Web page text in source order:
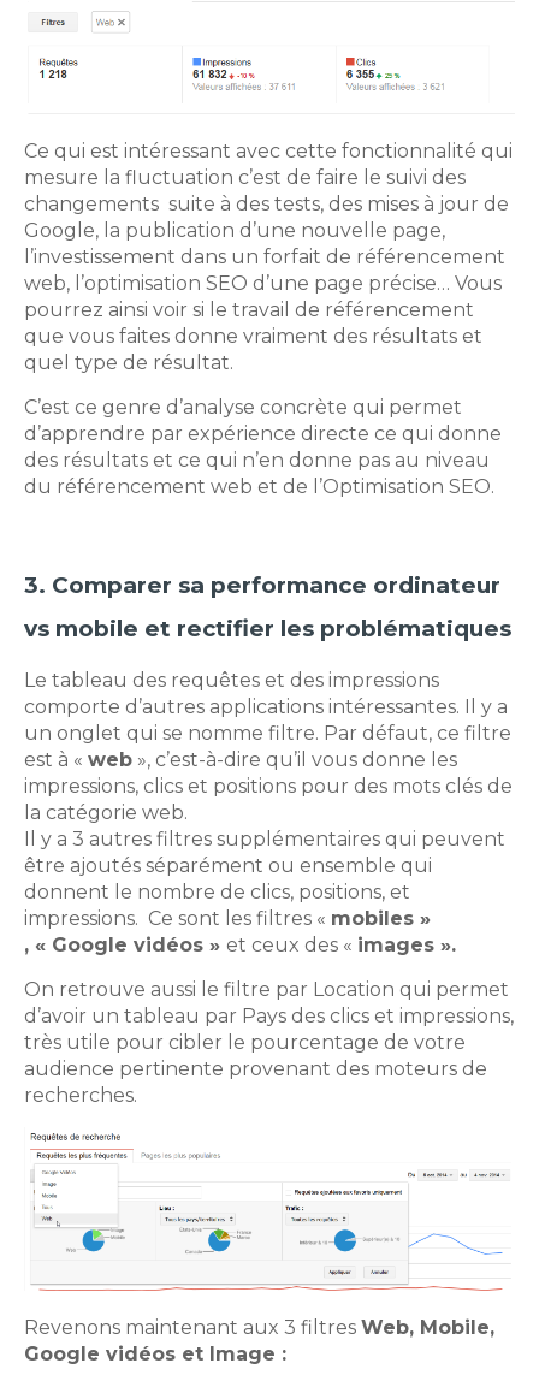
Ce qui est intéressant avec cette fonctionnalité qui
mesure la fluctuation c’est de faire le suivi des
changements suite à des tests, des mises à jour de
Google, la publication d’une nouvelle page,
l’investissement dans un forfait de référencement
web, l’optimisation SEO d’une page précise… Vous
pourrez ainsi voir si le travail de référencement
que vous faites donne vraiment des résultats et
quel type de résultat.
C’est ce genre d’analyse concrète qui permet
d’apprendre par expérience directe ce qui donne
des résultats et ce qui n’en donne pas au niveau
du référencement web et de l’Optimisation SEO.
3. Comparer sa performance ordinateur
vs mobile et rectifier les problématiques
Le tableau des requêtes et des impressions
comporte d’autres applications intéressantes. Il y a
un onglet qui se nomme filtre. Par défaut, ce filtre
est à « web », c’est-à-dire qu’il vous donne les
impressions, clics et positions pour des mots clés de
la catégorie web.
Il y a 3 autres filtres supplémentaires qui peuvent
être ajoutés séparément ou ensemble qui
donnent le nombre de clics, positions, et
impressions. Ce sont les filtres « mobiles »
, « Google vidéos » et ceux des « images ».
On retrouve aussi le filtre par Location qui permet
d’avoir un tableau par Pays des clics et impressions,
très utile pour cibler le pourcentage de votre
audience pertinente provenant des moteurs de
recherches.
Revenons maintenant aux 3 filtres Web, Mobile,
Google vidéos et Image :